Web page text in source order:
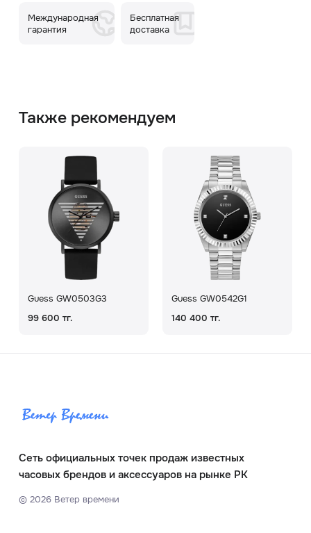
Международная
гарантия
Бесплатная
доставка
Также рекомендуем
Guess GW0503G3
99 600 тг.
Guess GW0542G1
140 400 тг.
Сеть официальных точек продаж известных
часовых брендов и аксессуаров на рынке РК
© 2026Ветер времени